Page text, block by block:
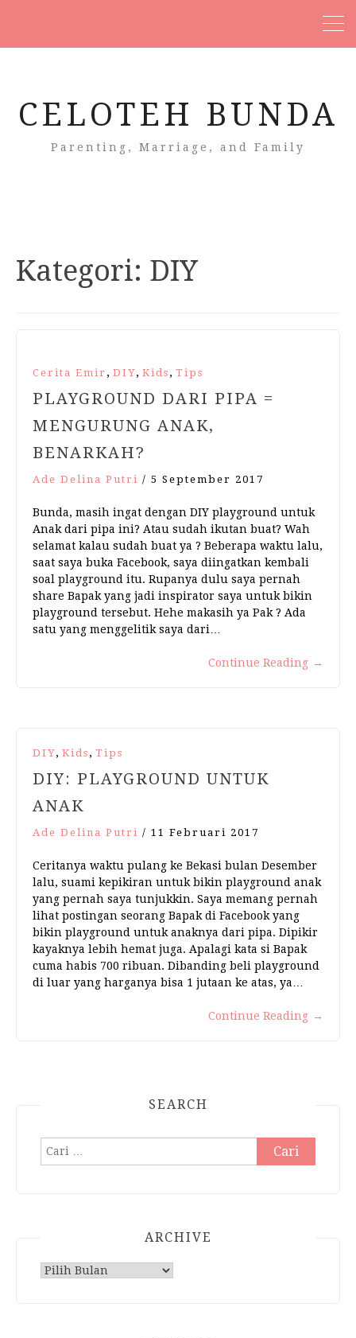
CELOTEH BUNDA
Parenting, Marriage, and Family
Kategori: DIY
Cerita Emir , DIY, Kids , Tips
PLAYGROUND DARI PIPA =
MENGURUNG ANAK,
BENARKAH?
Ade Delina Putri / 5 September 2017
Bunda, masih ingat dengan DIY playground untuk
Anak dari pipa ini? Atau sudah ikutan buat? Wah
selamat kalau sudah buat ya ? Beberapa waktu lalu,
saat saya buka Facebook, saya diingatkan kembali
soal playground itu. Rupanya dulu saya pernah
share Bapak yang jadi inspirator saya untuk bikin
playground tersebut. Hehe makasih ya Pak ? Ada
satu yang menggelitik saya dari…
Continue Reading →
DIY, Kids , Tips
DIY: PLAYGROUND UNTUK
ANAK
Ade Delina Putri / 11 Februari 2017
Ceritanya waktu pulang ke Bekasi bulan Desember
lalu, suami kepikiran untuk bikin playground anak
yang pernah saya tunjukkin. Saya memang pernah
lihat postingan seorang Bapak di Facebook yang
bikin playground untuk anaknya dari pipa. Dipikir
kayaknya lebih hemat juga. Apalagi kata si Bapak
cuma habis 700 ribuan. Dibanding beli playground
di luar yang harganya bisa 1 jutaan ke atas, ya…
Continue Reading →
SEARCH
Cari
untuk:
ARCHIVE
Archive